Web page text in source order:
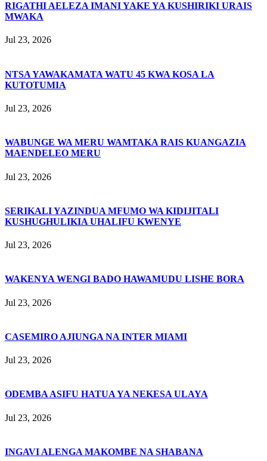
RIGATHI AELEZA IMANI YAKE YA KUSHIRIKI URAIS
MWAKA
Jul 23, 2026
NTSA YAWAKAMATA WATU 45 KWA KOSA LA
KUTOTUMIA
Jul 23, 2026
WABUNGE WA MERU WAMTAKA RAIS KUANGAZIA
MAENDELEO MERU
Jul 23, 2026
SERIKALI YAZINDUA MFUMO WA KIDIJITALI
KUSHUGHULIKIA UHALIFU KWENYE
Jul 23, 2026
WAKENYA WENGI BADO HAWAMUDU LISHE BORA
Jul 23, 2026
CASEMIRO AJIUNGA NA INTER MIAMI
Jul 23, 2026
ODEMBA ASIFU HATUA YA NEKESA ULAYA
Jul 23, 2026
INGAVI ALENGA MAKOMBE NA SHABANA